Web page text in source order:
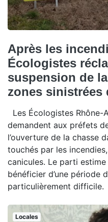
Après les
Écologistes
suspension de
zones sinistrées
Les Écologistes Rhône-
demandent aux préfets
l’ouverture de la chasse
touchés par les
canicules. Le parti
bénéficier d’une période
particulièrement difficile.
Locales